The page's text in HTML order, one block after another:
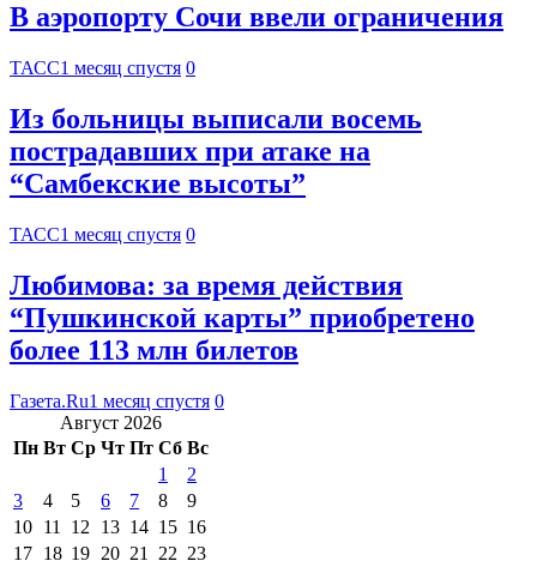
В аэропорту Сочи ввели ограничения
ТАСС1 месяц спустя 0
Из больницы выписали восемь
пострадавших при атаке на
“Самбекские высоты”
ТАСС1 месяц спустя 0
Любимова: за время действия
“Пушкинской карты” приобретено
более 113 млн билетов
Газета.Ru1 месяц спустя 0
Август 2026
Пн Вт Ср Чт Пт Сб Вс
1
2
3
4 5 6 7 8
9
10 11 12 13 14 15 16
17 18 19 20 21 22 23